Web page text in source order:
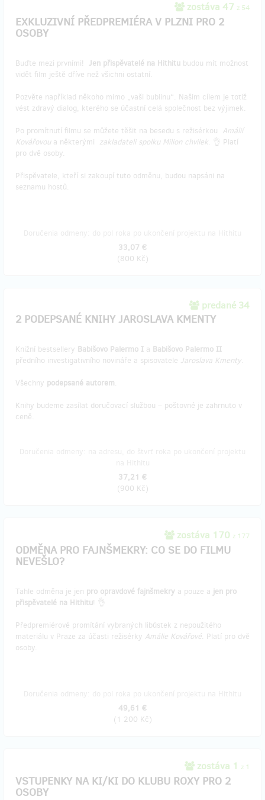
zostáva 47 z 54
EXKLUZIVNÍ PŘEDPREMIÉRA V PLZNI PRO 2
OSOBY
Buďte mezi prvními! Jen přispěvatelé na Hithitu budou mít možnost
vidět film ještě dříve než všichni ostatní.
Pozvěte například někoho mimo „vaši bublinu“. Našim cílem je totiž
vést zdravý dialog, kterého se účastní celá společnost bez výjimek.
Po promítnutí filmu se můžete těšit na besedu s režisérkou Amálií
Kovářovou a některými zakladateli spolku Milion chvilek. 👌 Platí
pro dvě osoby.
Přispěvatele, kteří si zakoupí tuto odměnu, budou napsáni na
seznamu hostů.
33,07 €
(800 Kč)
predané 34
2 PODEPSANÉ KNIHY JAROSLAVA KMENTY
Knižní bestsellery Babišovo Palermo I a Babišovo Palermo II
předního investigativního novináře a spisovatele Jaroslava Kmenty.
Všechny podepsané autorem.
Knihy budeme zasílat doručovací službou – poštovné je zahrnuto v
ceně.
37,21 €
(900 Kč)
zostáva 170 z 177
ODMĚNA PRO FAJNŠMEKRY: CO SE DO FILMU
NEVEŠLO?
Tahle odměna je jen pro opravdové fajnšmekry a pouze a jen pro
přispěvatelé na Hithitu! 👌
Předpremiérové promítání vybraných libůstek z nepoužitého
materiálu v Praze za účasti režisérky Amálie Kovářové. Platí pro dvě
osoby.
49,61 €
(1 200 Kč)
zostáva 1 z 1
VSTUPENKY NA KI/KI DO KLUBU ROXY PRO 2
OSOBY